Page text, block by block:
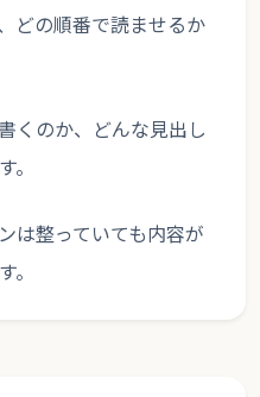
どの順番で読ませるか
くのか、どんな見出し
。
は整っていても内容が
。